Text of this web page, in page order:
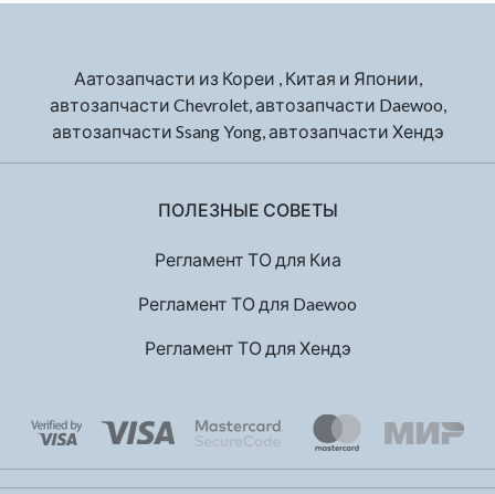
Аатозапчасти из Кореи , Китая и Японии,
автозапчасти Chevrolet, автозапчасти Daewoo,
автозапчасти Ssang Yong, автозапчасти Хендэ
ПОЛЕЗНЫЕ СОВЕТЫ
Регламент ТО для Киа
Регламент ТО для Daewoo
Регламент ТО для Хендэ